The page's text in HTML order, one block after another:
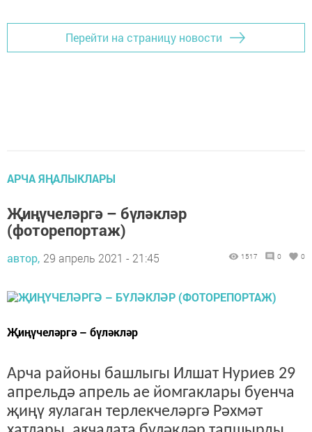
Перейти на страницу новости
АРЧА ЯҢАЛЫКЛАРЫ
Җиңүчеләргә – бүләкләр
(фоторепортаж)
автор, 29 апрель 2021 - 21:45 1517 0 0
Җиңүчеләргә – бүләкләр
Арча районы башлыгы Илшат Нуриев 29
апрельдә апрель ае йомгаклары буенча
җиңү яулаган терлекчеләргә Рәхмәт